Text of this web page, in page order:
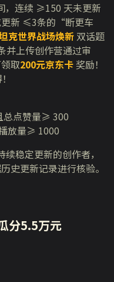
，连续 ≥150 天未更新
更新 ≤3条的“断更车
克世界战场焕新 双话题
并上传创作营通过审
取200元京东卡 奖励！
总点赞量≥ 300
放量≥ 1000
稳定更新的创作者，
史更新记录进行核验。
分5.5万元